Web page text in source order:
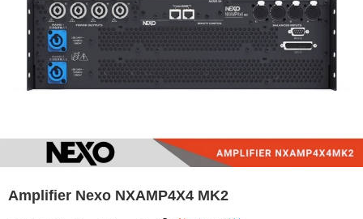
Amplifier Nexo NXAMP4X4 MK2